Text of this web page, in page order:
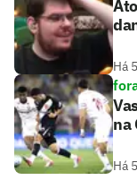
Há
na
Há